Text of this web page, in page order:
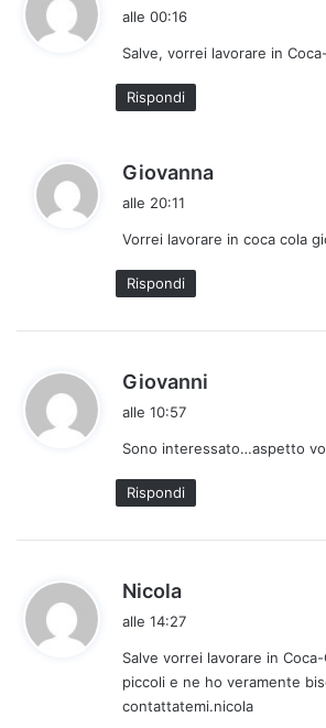
e
alle 00:16
Salve, vorrei lavorare in
Rispondi
Giovanna
e
alle 20:11
Vorrei lavorare in coca cola
Rispondi
Giovanni
e
alle 10:57
Sono interessato…aspetto
Rispondi
Nicola
e
t
t
alle 14:27
Salve vorrei lavorare in
piccoli e ne ho veramente
contattatemi.nicola